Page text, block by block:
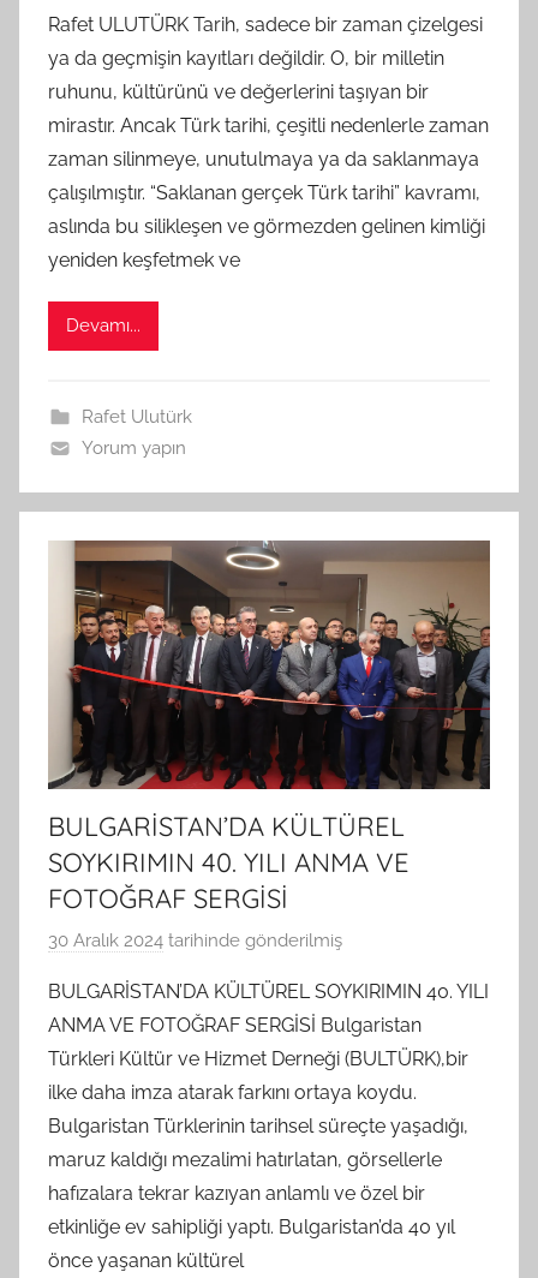
S
A
M
t
a
r
a
Rafet ULUTÜRK Tarih, sadece bir zaman çizelgesi
ya da geçmişin kayıtları değildir. O, bir milletin
ruhunu, kültürünü ve değerlerini taşıyan bir
mirastır. Ancak Türk tarihi, çeşitli nedenlerle zaman
zaman silinmeye, unutulmaya ya da saklanmaya
çalışılmıştır. “Saklanan gerçek Türk tarihi” kavramı,
aslında bu silikleşen ve görmezden gelinen kimliği
yeniden keşfetmek ve
Devamı...
Rafet Ulutürk
Yorum yapın
BULGARİSTAN’DA KÜLTÜREL
SOYKIRIMIN 40. YILI ANMA VE
FOTOĞRAF SERGİSİ
30 Aralık 2024 tarihinde gönderilmiş
S
A
M
t
a
r
a
f
BULGARİSTAN’DA KÜLTÜREL SOYKIRIMIN 40. YILI
ANMA VE FOTOĞRAF SERGİSİ Bulgaristan
Türkleri Kültür ve Hizmet Derneği (BULTÜRK),bir
ilke daha imza atarak farkını ortaya koydu.
Bulgaristan Türklerinin tarihsel süreçte yaşadığı,
maruz kaldığı mezalimi hatırlatan, görsellerle
hafızalara tekrar kazıyan anlamlı ve özel bir
etkinliğe ev sahipliği yaptı. Bulgaristan’da 40 yıl
önce yaşanan kültürel